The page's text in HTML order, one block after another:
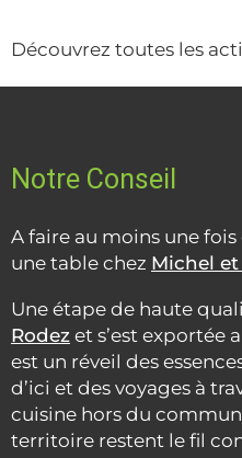
Découvrez toutes les
Notre Conseil
A faire au moins une
une table chez Michel et
Une étape de haute
Rodez et s’est exportée
est un réveil des
d’ici et des voyages à
cuisine hors du
territoire restent le fil